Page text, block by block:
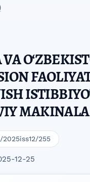
255
12-25